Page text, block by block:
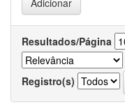
Resultados/Página
Registro(s)